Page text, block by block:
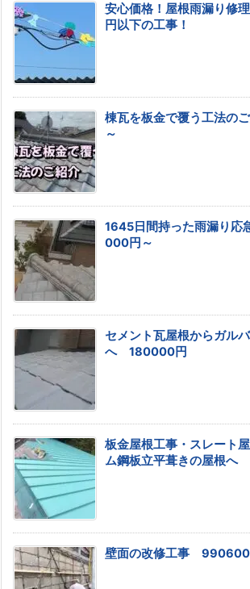
安心価格！屋根雨漏り修
円以下の工事！
棟瓦を板金で覆う工法の
～
1645日間持った雨漏り
000円～
セメント瓦屋根からガル
へ 180000円
板金屋根工事・スレート
ム鋼板立平葺きの屋根へ
壁面の改修工事 990600